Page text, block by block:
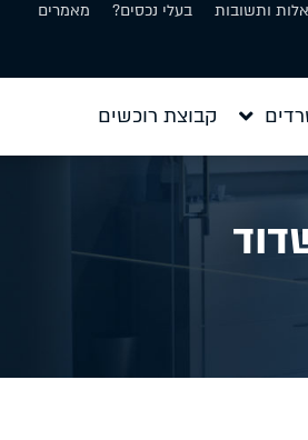
ותשובות בעלי נכסים?
מאמרים
קבוצת רוכשים